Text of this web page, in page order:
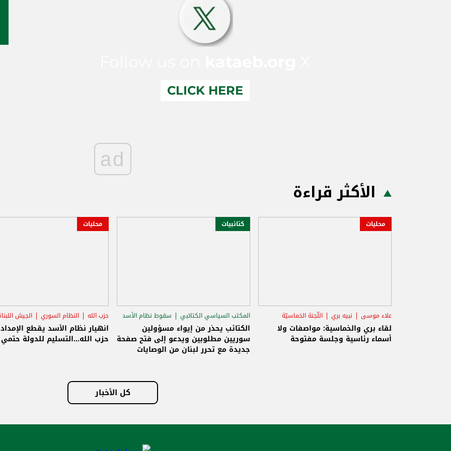
CLICK HERE
ad
الأكثر قراءة
محليات
علاء موسى نبيه بري اللّجنة الخماسيّة
لقاء بري والخماسية: مواصفات ولا
أسماء رئاسية وجلسة مفتوحة
كتائبيات
المكتب السياسي الكتائبي
سقوط نظام الأسد
الاستحقاق الرئاسي
الكتائب يحذر من إيواء مسؤولين
سوريين مطلوبين ويدعو إلى فتح صفحة
جديدة مع تحرر لبنان من الوصايات
محليات
حزب الله النظام السوري الجيش
انهيار نظام الأسد يقطع
حزب الله...التسليم للدولة حتمي
كل الأخبار